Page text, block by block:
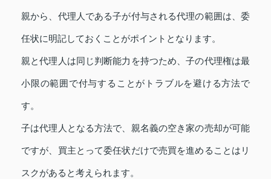
親から、代理人である子が付与される代理の範囲は、委
任状に明記しておくことがポイントとなります。
親と代理人は同じ判断能力を持つため、子の代理権は最
小限の範囲で付与することがトラブルを避ける方法で
す。
子は代理人となる方法で、親名義の空き家の売却が可能
ですが、買主とって委任状だけで売買を進めることはリ
スクがあると考えられます。